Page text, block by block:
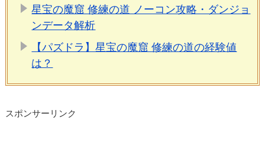
星宝の魔窟 修練の道 ノーコン攻略・ダンジョ
ンデータ解析
【パズドラ】星宝の魔窟 修練の道の経験値
は？
スポンサーリンク